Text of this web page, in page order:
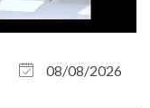
08/08/2026